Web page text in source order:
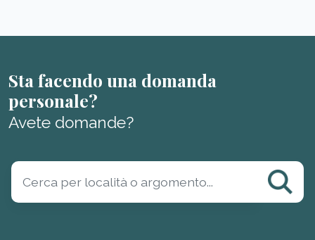
Sta facendo una domanda
personale?
Avete domande?